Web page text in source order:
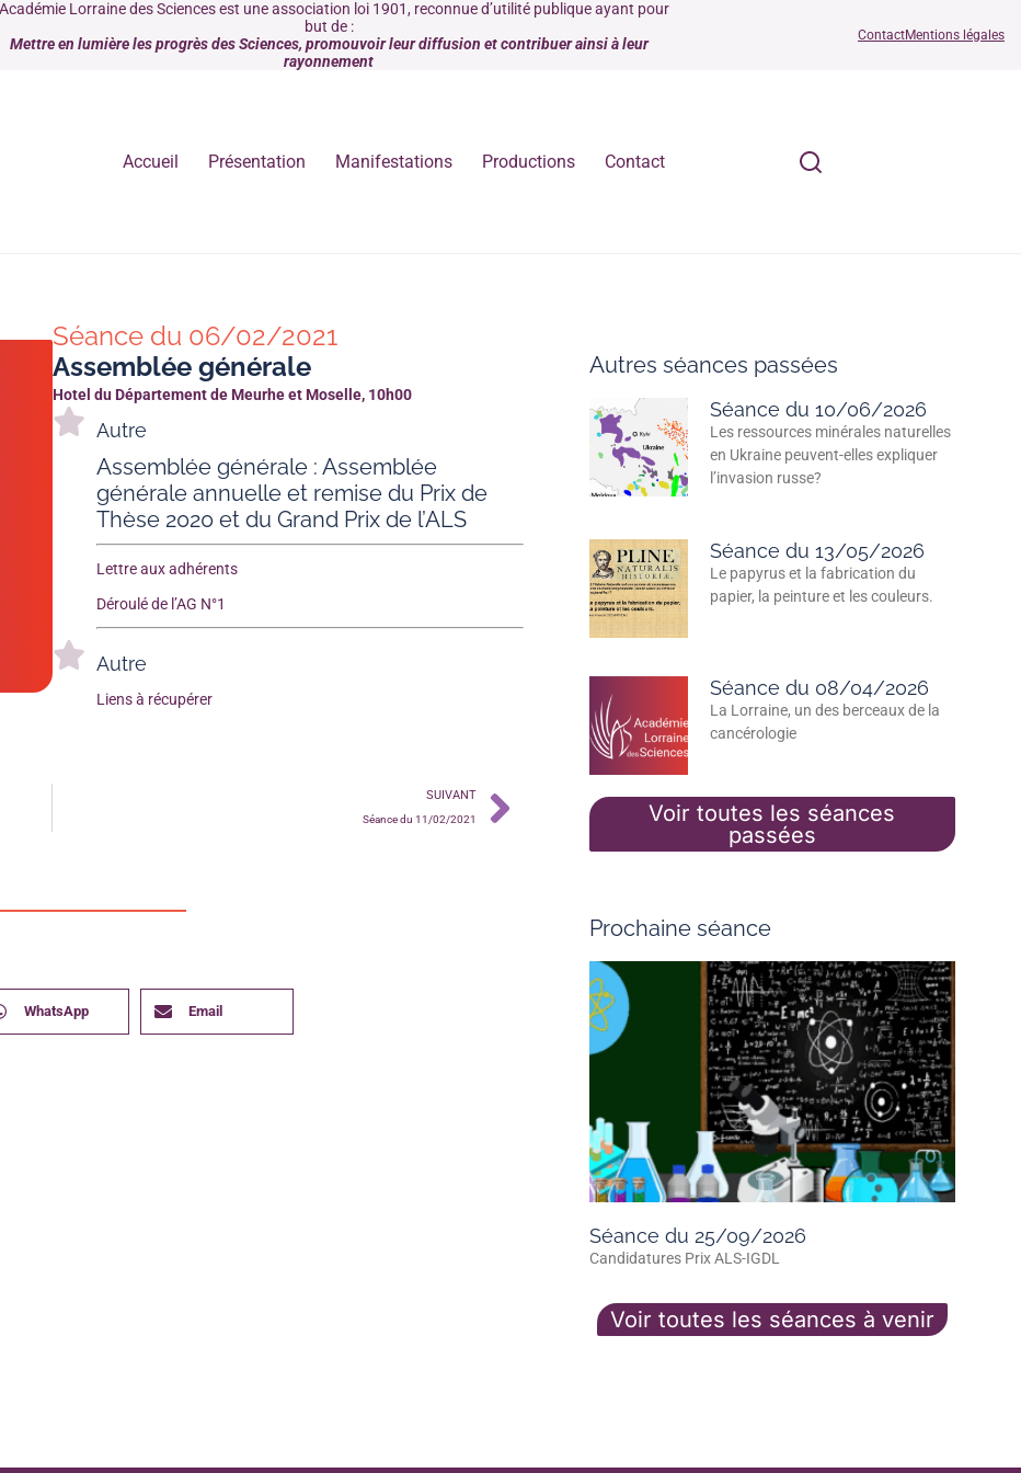
Lorraine des Sciences est une association loi 1901, reconnue d’utilité publique ayant pour
but de :
Mettre en lumière les progrès des Sciences, promouvoir leur diffusion et contribuer ainsi à leur
rayonnement
ContactMentions légales
Accueil Présentation Manifestations Productions Contact
Séance du 06/02/2021
Assemblée générale
Hotel du Département de Meurhe et Moselle, 10h00
Autre
Assemblée générale : Assemblée
générale annuelle et remise du Prix de
Thèse 2020 et du Grand Prix de l’ALS
Lettre aux adhérents
Déroulé de l’AG N°1
Autre
Liens à récupérer
SUIVANT
Séance du 11/02/2021
WhatsApp Email
Autres séances passées
Séance du 10/06/2026
Les ressources minérales naturelles
en Ukraine peuvent-elles expliquer
l’invasion russe?
Séance du 13/05/2026
Le papyrus et la fabrication du
papier, la peinture et les couleurs.
Séance du 08/04/2026
La Lorraine, un des berceaux de la
cancérologie
Voir toutes les séances
passées
Prochaine séance
Séance du 25/09/2026
Candidatures Prix ALS-IGDL
Voir toutes les séances à venir